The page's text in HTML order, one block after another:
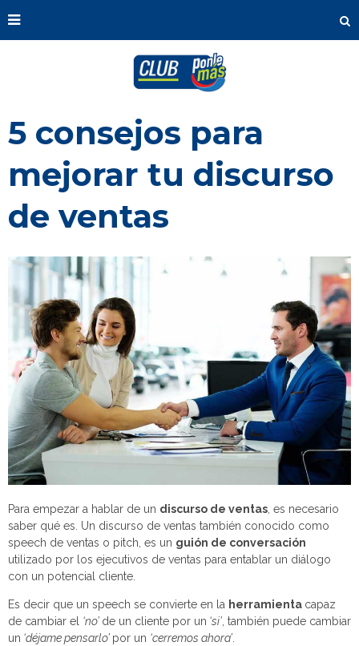
5 consejos para
mejorar tu discurso
de ventas
Para empezar a hablar de un discurso de ventas, es necesario
saber qué es. Un discurso de ventas también conocido como
speech de ventas o pitch, es un guión de conversación
utilizado por los ejecutivos de ventas para entablar un diálogo
con un potencial cliente.
Es decir que un speech se convierte en la herramienta capaz
de cambiar el ‘no’ de un cliente por un ‘si’, también puede cambiar
un ‘déjame pensarlo’ por un ‘cerremos ahora’.